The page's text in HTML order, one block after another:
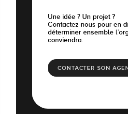
Une idée ? Un projet ?
Contactez-nous pour en
déterminer ensemble
conviendra.
CONTACTER SON